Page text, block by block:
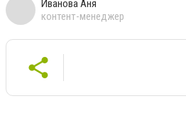
Иванова Аня
контент-менеджер